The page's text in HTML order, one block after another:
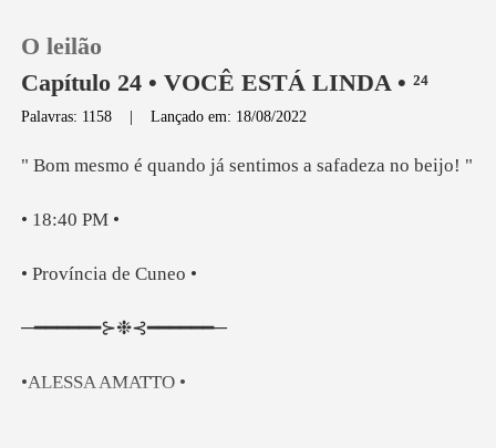
0
Loja
O leilão
Capítulo 24 • VOCÊ ESTÁ LINDA • ²⁴
Palavras: 1158 |Lançado em: 18/08/2022
do já sentimos a s
:40
ncia de
━━⊱❉⊰
SA AM